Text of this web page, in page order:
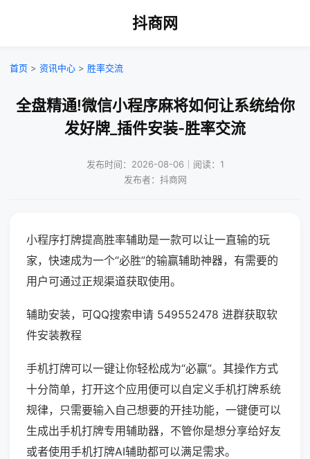
抖商网
首页 > 资讯中心 > 胜率交流
全盘精通!微信小程序麻将如何让系统给你
发好牌_插件安装-胜率交流
发布时间：2026-08-06｜阅读：1
发布者：抖商网
小程序打牌提高胜率辅助是一款可以让一直输的玩
家，快速成为一个“必胜”的输赢辅助神器，有需要的
用户可通过正规渠道获取使用。
辅助安装，可QQ搜索申请 549552478 进群获取软
件安装教程
手机打牌可以一键让你轻松成为“必赢”。其操作方式
十分简单，打开这个应用便可以自定义手机打牌系统
规律，只需要输入自己想要的开挂功能，一键便可以
生成出手机打牌专用辅助器，不管你是想分享给好友
或者使用手机打牌AI辅助都可以满足需求。